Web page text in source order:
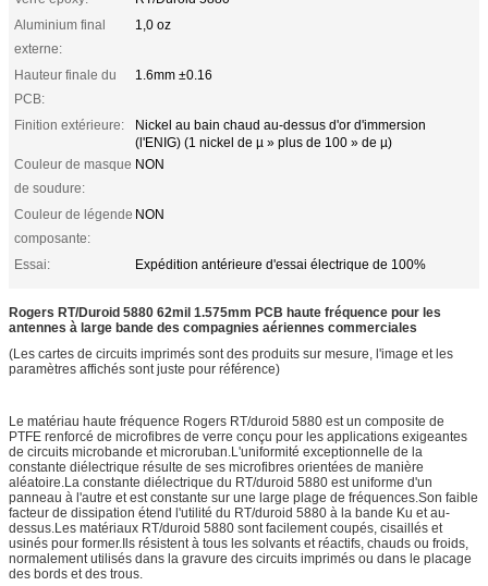
Aluminium final
externe:
1,0 oz
Hauteur finale du
PCB:
1.6mm ±0.16
Finition extérieure:
Nickel au bain chaud au-dessus d'or d'immersion
(l'ENIG) (1 nickel de µ » plus de 100 » de µ)
Couleur de masque
de soudure:
NON
Couleur de légende
composante:
NON
Essai: Expédition antérieure d'essai électrique de 100%
Rogers RT/Duroid 5880 62mil 1.575mm PCB haute fréquence pour les
antennes à large bande des compagnies aériennes commerciales
(Les cartes de circuits imprimés sont des produits sur mesure, l'image et les
paramètres affichés sont juste pour référence)
Le matériau haute fréquence Rogers RT/duroid 5880 est un composite de
PTFE renforcé de microfibres de verre conçu pour les applications exigeantes
de circuits microbande et microruban.L'uniformité exceptionnelle de la
constante diélectrique résulte de ses microfibres orientées de manière
aléatoire.La constante diélectrique du RT/duroid 5880 est uniforme d'un
panneau à l'autre et est constante sur une large plage de fréquences.Son faible
facteur de dissipation étend l'utilité du RT/duroid 5880 à la bande Ku et au-
dessus.Les matériaux RT/duroid 5880 sont facilement coupés, cisaillés et
usinés pour former.Ils résistent à tous les solvants et réactifs, chauds ou froids,
normalement utilisés dans la gravure des circuits imprimés ou dans le placage
des bords et des trous.